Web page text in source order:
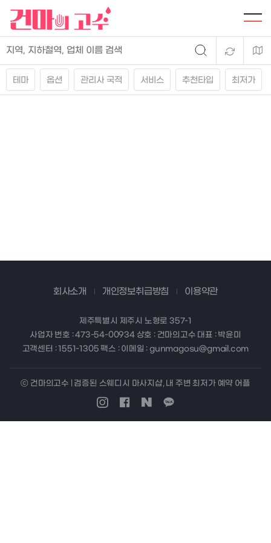
테마 옵션 관리사 국적 서비스 추천타입 최저가
회사소개 개인정보취급방침 이용약관
제주특별시 제주시 노형로 357-1
사업자 번호 : 473-54-00934 상호 : 건마의고수 대표 : 박윤미
고객센터 : 1551-1305 팩스 : 이메일 : gunmagosu@gmail.com
ⓒ 건마의고수 | 검증된 스웨디시 마사지샵, 내 주변 최저가 예약 어플